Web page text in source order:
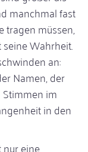
manchmal fast
tragen müssen,
Wahrheit.
an:
Namen, der
Stimmen im
in den
eine